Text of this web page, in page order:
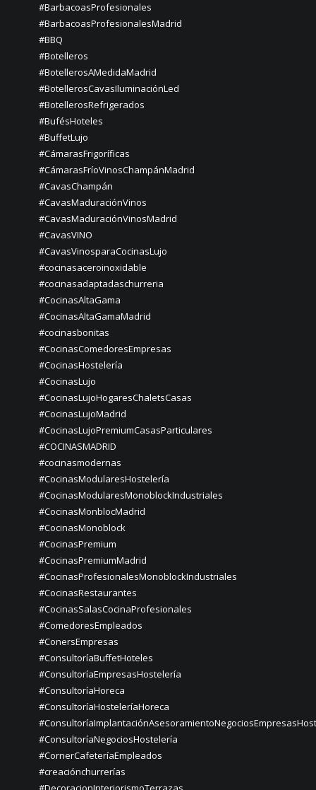
#BarbacoasProfesionales
#BarbacoasProfesionalesMadrid
#BBQ
#Botelleros
#BotellerosAMedidaMadrid
#BotellerosCavasIluminaciónLed
#BotellerosRefrigerados
#BufésHoteles
#BuffetLujo
#CámarasFrigoríficas
#CámarasFríoVinosChampánMadrid
#CavasChampán
#CavasMaduraciónVinos
#CavasMaduraciónVinosMadrid
#CavasVINO
#CavasVinosparaCocinasLujo
#cocinasaceroinoxidable
#cocinasadaptadaschurreria
#CocinasAltaGama
#CocinasAltaGamaMadrid
#cocinasbonitas
#CocinasComedoresEmpresas
#CocinasHostelería
#CocinasLujo
#CocinasLujoHogaresChaletsCasas
#CocinasLujoMadrid
#CocinasLujoPremiumCasasParticulares
#COCINASMADRID
#cocinasmodernas
#CocinasModularesHostelería
#CocinasModularesMonoblockIndustriales
#CocinasMonblocMadrid
#CocinasMonoblock
#CocinasPremium
#CocinasPremiumMadrid
#CocinasProfesionalesMonoblockIndustriales
#CocinasRestaurantes
#CocinasSalasCocinaProfesionales
#ComedoresEmpleados
#ConersEmpresas
#ConsultoríaBuffetHoteles
#ConsultoríaEmpresasHostelería
#ConsultoríaHoreca
#ConsultoríaHosteleríaHoreca
#ConsultoríaNegociosHostelería
#CornerCafeteríaEmpleados
#creaciónchurrerías